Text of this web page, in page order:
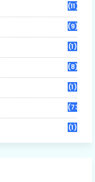
(11)
(9)
(1)
(8)
(1)
(73)
(1)